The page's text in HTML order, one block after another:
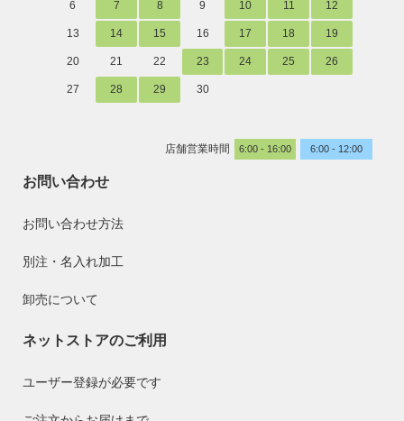
6 7 8 9 10 11 12
13 14 15 16 17 18 19
20 21 22 23 24 25 26
27 28 29 30
店舗営業時間 6:00 - 16:00 6:00 - 12:00
お問い合わせ
お問い合わせ方法
別注・名入れ加工
卸売について
ネットストアのご利用
ユーザー登録が必要です